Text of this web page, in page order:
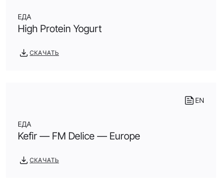
ЕДА
High Protein Yogurt
СКАЧАТЬ
EN
ЕДА
Kefir — FM Delice — Europe
СКАЧАТЬ